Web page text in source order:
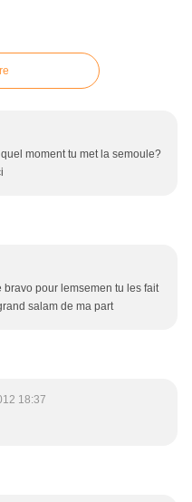
moment tu met la semoule?
pour lemsemen tu les fait
salam de ma part
18:37